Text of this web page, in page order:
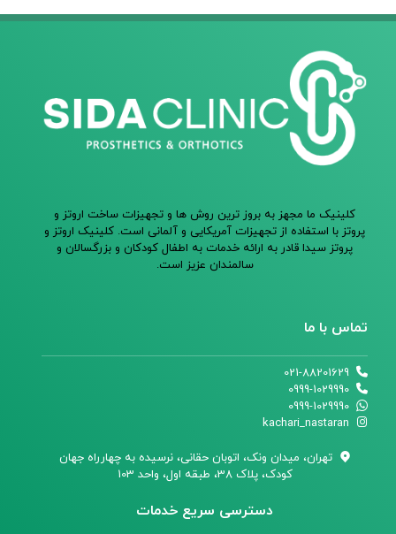
کلینیک ما مجهز به بروز ترین روش ها و تجهیزات ساخت اروتز و
پروتز با استفاده از تجهیزات آمریکایی و آلمانی است. کلینیک اروتز و
پروتز سیدا قادر به ارائه خدمات به اطفال کودکان و بزرگسالان و
سالمندان عزیز است.
تماس با ما
021-88201629
0999-1029990
0999-1029990
kachari_nastaran
تهران،‌ میدان ونک، اتوبان حقانی، نرسیده به چهارراه جهان
کودک، پلاک 38، طبقه اول، واحد 103
دسترسی سریع خدمات